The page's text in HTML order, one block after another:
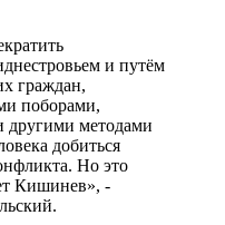
и путём
граждан,
поборами,
другими методами
добиться
Но это
Кишинев», -